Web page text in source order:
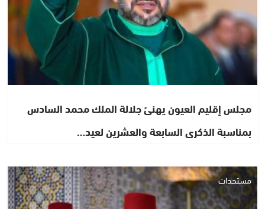
مجلس إقليم العيون يهنئ جلالة الملك محمد السادس
بمناسبة الذكرى السابعة والعشرين لعيد…
مستجدات